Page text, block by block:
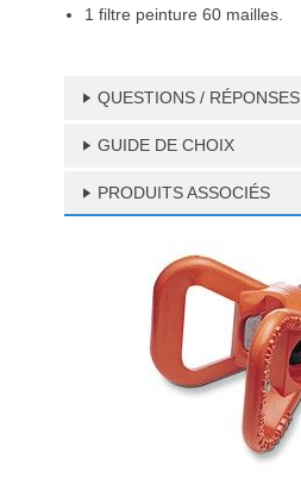
1 filtre peinture 60 mailles.
QUESTIONS / RÉPONSES
GUIDE DE CHOIX
PRODUITS ASSOCIÉS